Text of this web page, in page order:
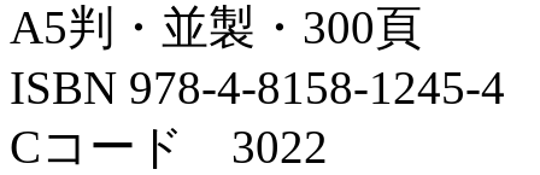
A5判・並製・300頁
ISBN 978-4-8158-1245-4
Cコード 3022